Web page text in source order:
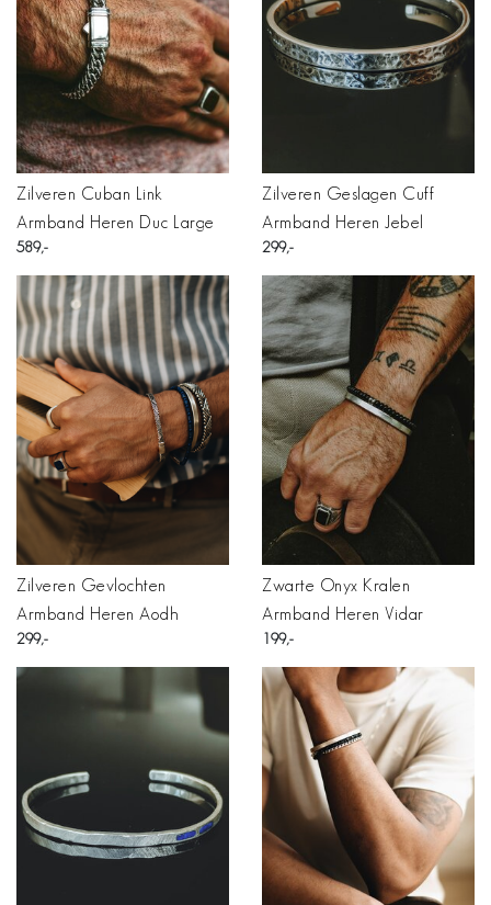
Zilveren Cuban Link
Armband Heren Duc Large
589
Zilveren Geslagen Cuff
Armband Heren Jebel
299
Zilveren Gevlochten
Armband Heren Aodh
299
Zwarte Onyx Kralen
Armband Heren Vidar
199